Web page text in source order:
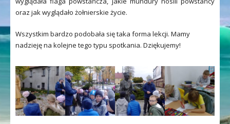
oraz jak wyglądało żołnierskie życie.
Wszystkim bardzo podobała się taka forma lekcji. Mamy
nadzieję na kolejne tego typu spotkania. Dziękujemy!